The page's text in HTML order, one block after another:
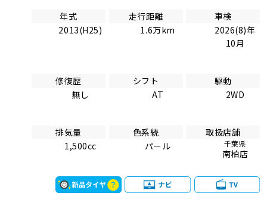
年式
2013(H25)
走行距離
1.6万km
車検
2026(8)年
10月
修復歴
無し
シフト
AT
駆動
2WD
排気量
1,500cc
色系統
パール
取扱店舗
千葉県
南柏店